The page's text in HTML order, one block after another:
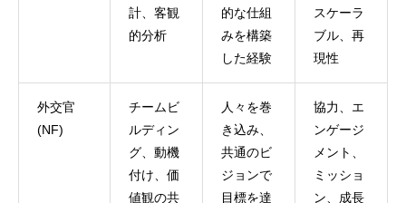
計、客観
的分析
的な仕組
みを構築
した経験
スケーラ
ブル、再
現性
外交官
(NF)
チームビ
ルディン
グ、動機
付け、価
値観の共
人々を巻
き込み、
共通のビ
ジョンで
目標を達
協力、エ
ンゲージ
メント、
ミッショ
ン、成長